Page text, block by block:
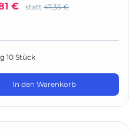
€ statt 47,35 €
10 Stück
In den Warenkorb